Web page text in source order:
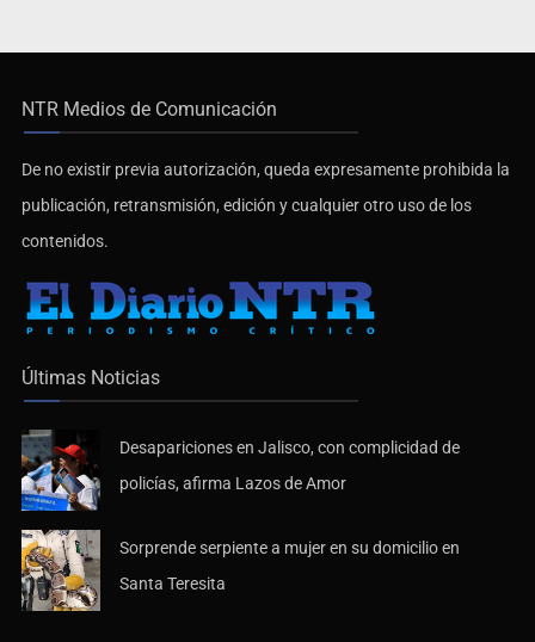
NTR Medios de Comunicación
De no existir previa autorización, queda expresamente prohibida la
publicación, retransmisión, edición y cualquier otro uso de los
contenidos.
Últimas Noticias
Desapariciones en Jalisco, con complicidad de
policías, afirma Lazos de Amor
Sorprende serpiente a mujer en su domicilio en
Santa Teresita